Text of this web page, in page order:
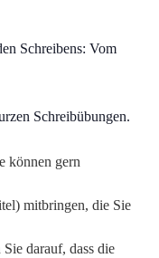
Schreibens: Vom
Schreibübungen.
können gern
mitbringen, die Sie
darauf, dass die